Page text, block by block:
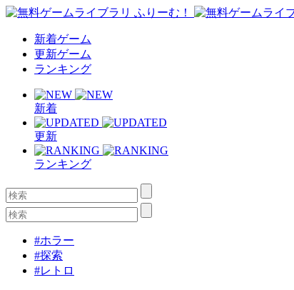
新着ゲーム
更新ゲーム
ランキング
新着
更新
ランキング
#ホラー
#探索
#レトロ